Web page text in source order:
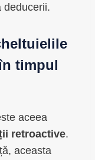
deducerii.
timpul
aceea
retroactive.
aceasta